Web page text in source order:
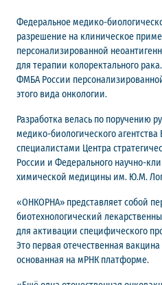
Федеральное медико-
разрешение на клиническое
персонализированной
для терапии колоректального
ФМБА России
этого вида онкологии.
Разработка велась по поручению
медико-биологического
специалистами Центра
России и Федерального научно-
химической медицины им. Ю.М.
«ОНКОРНА» представляет собой
биотехнологический
для активации специфического
Это первая отечественная
основанная на мРНК платформе.